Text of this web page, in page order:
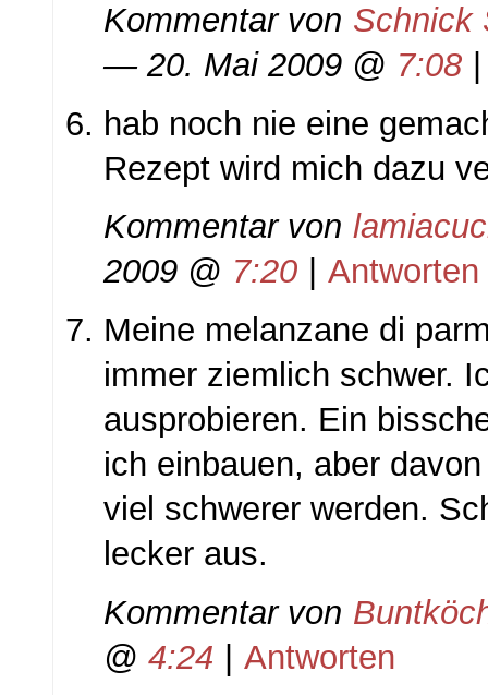
Kommentar von Schnick
— 20. Mai 2009 @ 7:08
hab noch nie eine
Rezept wird mich dazu
Kommentar von
2009 @ 7:20
Antworten
Meine melanzane di
immer ziemlich schwer.
ausprobieren. Ein
ich einbauen, aber
viel schwerer werden.
lecker aus.
Kommentar von
@ 4:24
Antworten